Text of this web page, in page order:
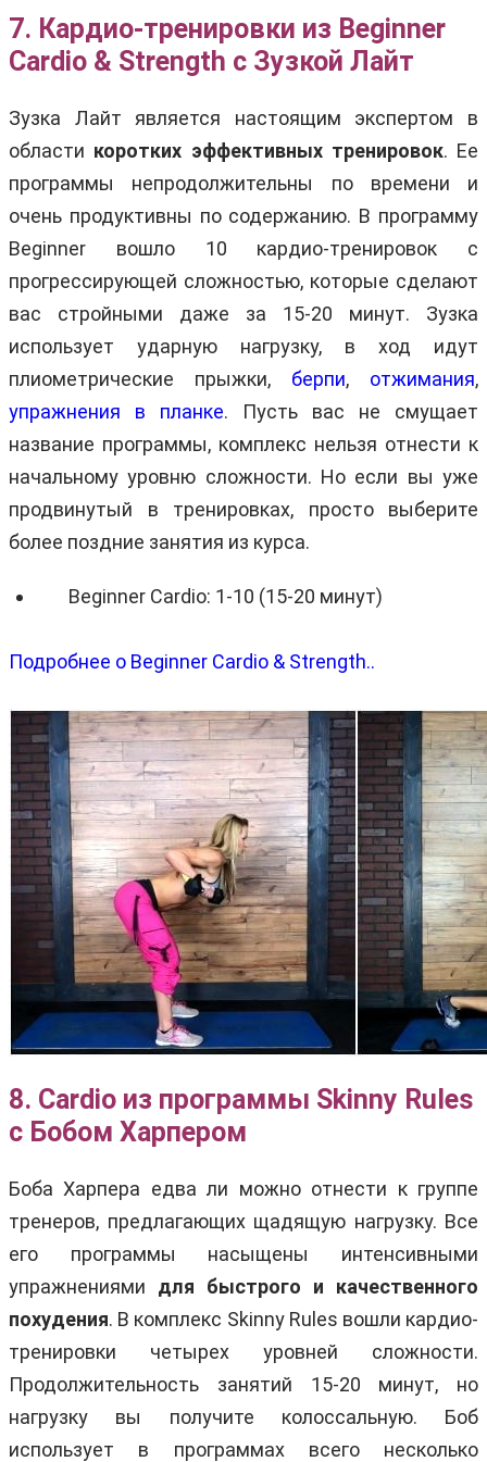
7. Кардио-тренировки из Beginner
Cardio & Strength с Зузкой Лайт
Зузка Лайт является настоящим экспертом в
области коротких эффективных тренировок. Ее
программы непродолжительны по времени и
очень продуктивны по содержанию. В программу
Beginner вошло 10 кардио-тренировок с
прогрессирующей сложностью, которые сделают
вас стройными даже за 15-20 минут. Зузка
использует ударную нагрузку, в ход идут
плиометрические прыжки, берпи, отжимания,
упражнения в планке. Пусть вас не смущает
название программы, комплекс нельзя отнести к
начальному уровню сложности. Но если вы уже
продвинутый в тренировках, просто выберите
более поздние занятия из курса.
Beginner Cardio: 1-10 (15-20 минут)
Подробнее о Beginner Cardio & Strength..
8. Cardio из программы Skinny Rules
с Бобом Харпером
Боба Харпера едва ли можно отнести к группе
тренеров, предлагающих щадящую нагрузку. Все
его программы насыщены интенсивными
упражнениями для быстрого и качественного
похудения. В комплекс Skinny Rules вошли кардио-
тренировки четырех уровней сложности.
Продолжительность занятий 15-20 минут, но
нагрузку вы получите колоссальную. Боб
использует в программах всего несколько